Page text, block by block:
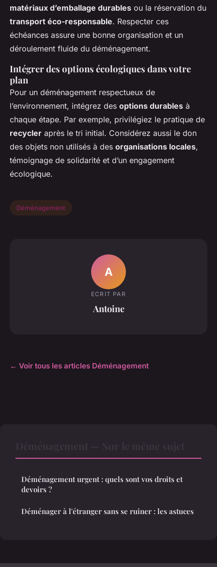
matériaux d’emballage durables ou la réservation du
transport éco-responsable. Respecter ces
échéances assure une bonne organisation et un
déroulement fluide du déménagement.
Intégrer des options écologiques dans votre
plan
Pour un déménagement respectueux de
l’environnement, intégrez des options durables à
chaque étape. Par exemple, privilégiez le pratique de
recycler après le tri initial. Considérez aussi le don
des objets non utilisés à des organisations locales,
témoignage de solidarité et d’un engagement
écologique.
Déménagement
A
ECRIT PAR
Antoine
← Voir tous les articles Déménagement
Déménagement urgent : quels sont vos droits et
devoirs ?
Déménager à l'étranger sans se ruiner : les astuces